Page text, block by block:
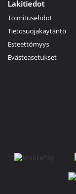
Lakitiedot
Toimitusehdot
Tietosuojakäytäntö
Esteettömyys
Evästeasetukset